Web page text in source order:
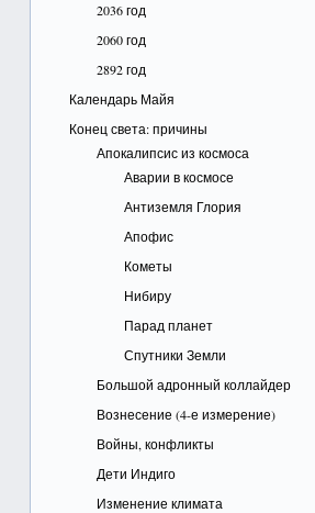
2036 год
2060 год
2892 год
Календарь Майя
Конец света: причины
Апокалипсис из космоса
Аварии в космосе
Антиземля Глория
Апофис
Кометы
Нибиру
Парад планет
Спутники Земли
Большой адронный коллайдер
Вознесение (4-е измерение)
Войны, конфликты
Дети Индиго
Изменение климата